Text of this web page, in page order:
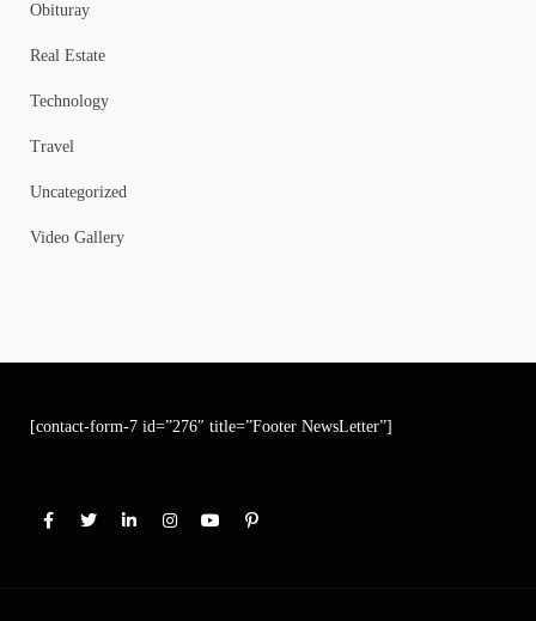
Obituray
Real Estate
Technology
Travel
Uncategorized
Video Gallery
[contact-form-7 id=”276″ title=”Footer NewsLetter”]